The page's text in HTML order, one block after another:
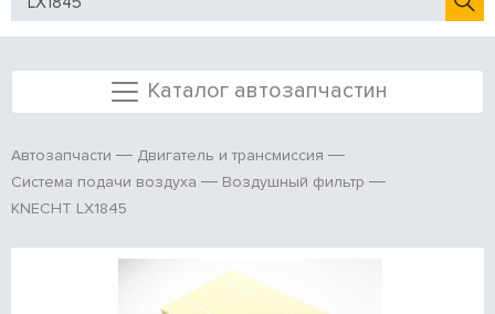
Каталог автозапчастин
Автозапчасти
Двигатель и трансмиссия
Система подачи воздуха
Воздушный фильтр
KNECHT LX1845